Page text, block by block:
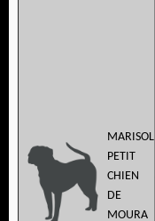
MARISOL
PETIT
CHIEN
DE
MOURA